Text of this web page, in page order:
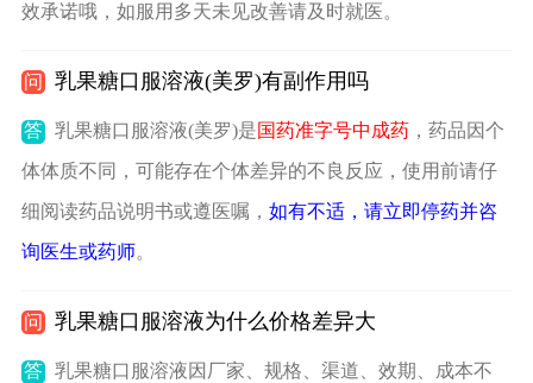
效承诺哦，如服用多天未见改善请及时就医。
问 乳果糖口服溶液(美罗)有副作用吗
答 乳果糖口服溶液(美罗)是国药准字号中成药，药品因个
体体质不同，可能存在个体差异的不良反应，使用前请仔
细阅读药品说明书或遵医嘱， 如有不适，请立即停药并咨
询医生或药师。
问 乳果糖口服溶液为什么价格差异大
答 乳果糖口服溶液因厂家、规格、渠道、效期、成本不